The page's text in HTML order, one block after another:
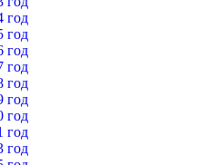
год
год
год
год
год
год
год
год
год